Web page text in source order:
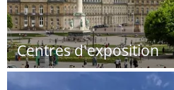
Centres d'exposition